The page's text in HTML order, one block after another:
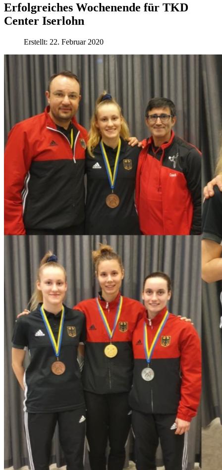
Erfolgreiches Wochenende für TKD
Center Iserlohn
Erstellt: 22. Februar 2020